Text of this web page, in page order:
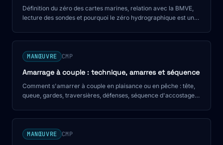
Définition du zéro des cartes marines, relation avec la BMVE,
lecture des sondes et pourquoi le zéro hydrographique est un
MANŒUVRE CMP
Amarrage à couple : technique, amarres et séquence
Comment s'amarrer à couple en plaisance ou en pêche : tête,
queue, gardes, traversières, défenses, séquence d'accostage
MANŒUVRE CMP